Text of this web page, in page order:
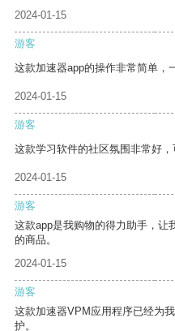
2024-01-15
游客
这款加速器app的操作非常简单，
2024-01-15
游客
这款学习软件的社区氛围非常好
2024-01-15
游客
这款app是我购物的得力助手，让
的商品。
2024-01-15
游客
这款加速器VPM应用程序已经为
护。